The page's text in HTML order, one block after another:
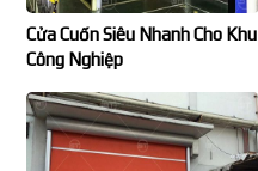
Cửa Cuốn Siêu Nhanh Cho Khu
Công Nghiệp